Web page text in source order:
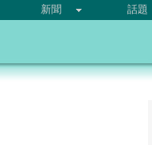
新聞 話題